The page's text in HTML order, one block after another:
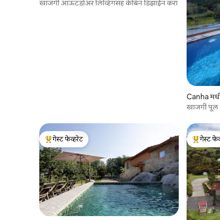
खाजगी आऊटडोअर लिव्हिंगसह केबिन डिझाईन करा
Canha
खाजगी
टॉप गेस्ट फेव्हरेट
गेस्ट फेव्हरेट
टॉप गेस्ट
गेस्ट